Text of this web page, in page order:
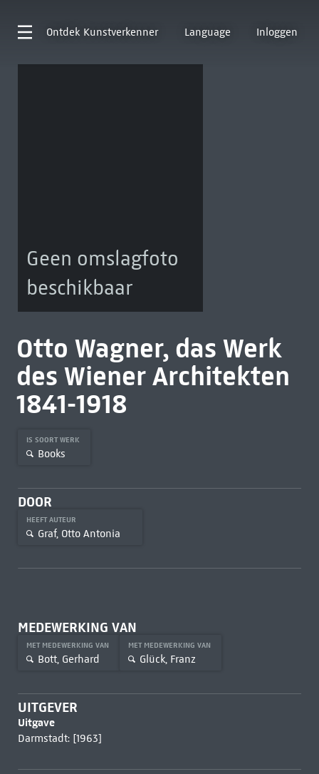
Ontdek Kunstverkenner Language Inloggen
Geen omslagfoto
beschikbaar
Otto Wagner, das Werk
des Wiener Architekten
1841-1918
IS SOORT WERK
Books
DOOR
HEEFT AUTEUR
Graf, Otto Antonia
MEDEWERKING VAN
MET MEDEWERKING VAN
Bott, Gerhard
MET MEDEWERKING VAN
Glück, Franz
UITGEVER
Uitgave
Darmstadt: [1963]